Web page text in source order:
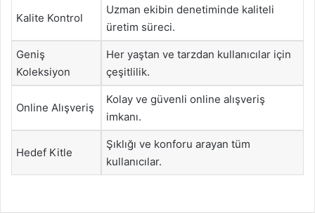
Kalite Kontrol
Uzman ekibin denetiminde kaliteli
üretim süreci.
Geniş
Koleksiyon
Her yaştan ve tarzdan kullanıcılar için
çeşitlilik.
Online Alışveriş
Kolay ve güvenli online alışveriş
imkanı.
Hedef Kitle
Şıklığı ve konforu arayan tüm
kullanıcılar.